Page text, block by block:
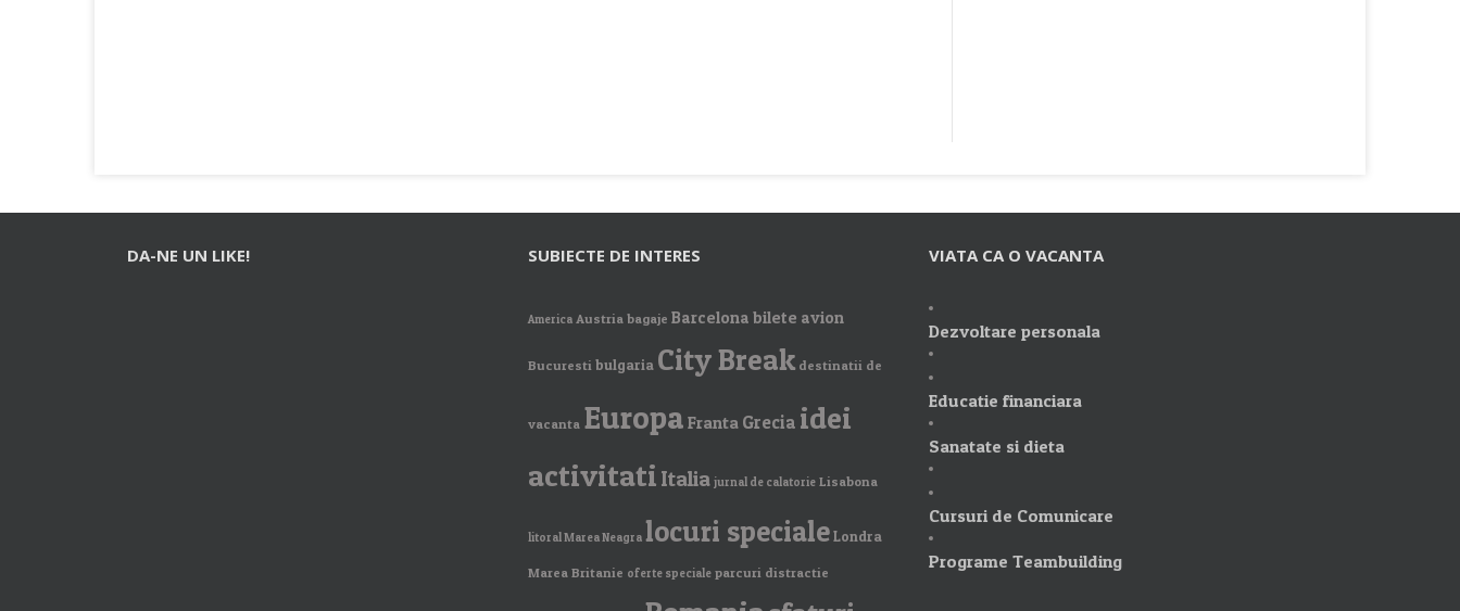
DA-NE UN LIKE! SUBIECTE DE INTERES
America Austria bagaje Barcelona bilete avion
Bucuresti bulgaria City Break destinatii de
vacanta Europa Franta Grecia idei
activitati Italia jurnal de calatorie Lisabona
litoral Marea Neagra locuri specialeLondra
Marea Britanie oferte speciale parcuri distractie
VIATA CA O VACANTA
Dezvoltare personala
Educatie financiara
Sanatate si dieta
Cursuri de Comunicare
Programe Teambuilding